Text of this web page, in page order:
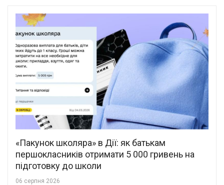
«Пакунок школяра» в Дії: як батькам
першокласників отримати 5 000 гривень на
підготовку до школи
06 серпня 2026